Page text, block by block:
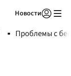
Новости
Проблемы с